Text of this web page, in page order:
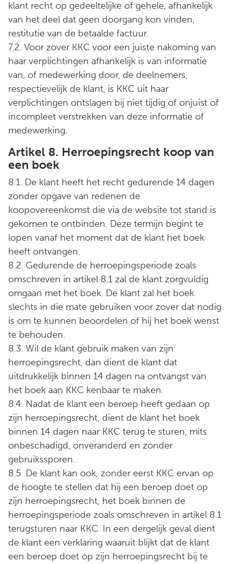
klant recht op gedeeltelijke of gehele, afhankelijk
van het deel dat geen doorgang kon vinden,
restitutie van de betaalde factuur.
7.2. Voor zover KKC voor een juiste nakoming van
haar verplichtingen afhankelijk is van informatie
van, of medewerking door, de deelnemers,
respectievelijk de klant, is KKC uit haar
verplichtingen ontslagen bij niet tijdig of onjuist of
incompleet verstrekken van deze informatie of
medewerking.
Artikel 8. Herroepingsrecht koop van
een boek
8.1. De klant heeft het recht gedurende 14 dagen
zonder opgave van redenen de
koopovereenkomst die via de website tot stand is
gekomen te ontbinden. Deze termijn begint te
lopen vanaf het moment dat de klant het boek
heeft ontvangen.
8.2. Gedurende de herroepingsperiode zoals
omschreven in artikel 8.1 zal de klant zorgvuldig
omgaan met het boek. De klant zal het boek
slechts in die mate gebruiken voor zover dat nodig
is om te kunnen beoordelen of hij het boek wenst
te behouden.
8.3. Wil de klant gebruik maken van zijn
herroepingsrecht, dan dient de klant dat
uitdrukkelijk binnen 14 dagen na ontvangst van
het boek aan KKC kenbaar te maken.
8.4. Nadat de klant een beroep heeft gedaan op
zijn herroepingsrecht, dient de klant het boek
binnen 14 dagen naar KKC terug te sturen, mits
onbeschadigd, onveranderd en zonder
gebruikssporen.
8.5. De klant kan ook, zonder eerst KKC ervan op
de hoogte te stellen dat hij een beroep doet op
zijn herroepingsrecht, het boek binnen de
herroepingsperiode zoals omschreven in artikel 8.1
terugsturen naar KKC. In een dergelijk geval dient
de klant een verklaring waaruit blijkt dat de klant
een beroep doet op zijn herroepingsrecht bij te